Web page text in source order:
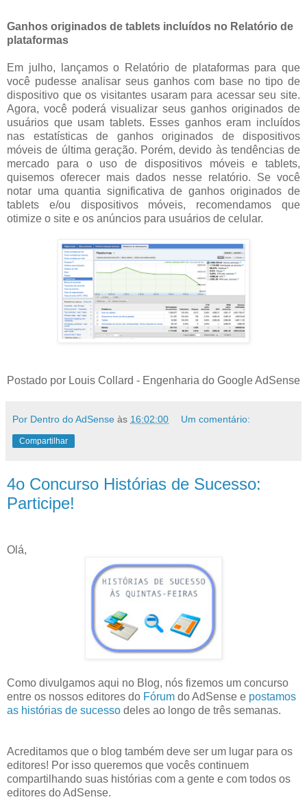
Ganhos originados de tablets incluídos no Relatório de
plataformas
Em julho, lançamos o Relatório de plataformas para que
você pudesse analisar seus ganhos com base no tipo de
dispositivo que os visitantes usaram para acessar seu site.
Agora, você poderá visualizar seus ganhos originados de
usuários que usam tablets. Esses ganhos eram incluídos
nas estatísticas de ganhos originados de dispositivos
móveis de última geração. Porém, devido às tendências de
mercado para o uso de dispositivos móveis e tablets,
quisemos oferecer mais dados nesse relatório. Se você
notar uma quantia significativa de ganhos originados de
tablets e/ou dispositivos móveis, recomendamos que
otimize o site e os anúncios para usuários de celular.
Postado por Louis Collard - Engenharia do Google AdSense
Por Dentro do AdSense às 16:02:00 Um comentário:
Compartilhar
4o Concurso Histórias de Sucesso:
Participe!
Olá,
Como divulgamos aqui no Blog, nós fizemos um concurso
entre os nossos editores do Fórum do AdSense e postamos
as histórias de sucesso deles ao longo de três semanas.
Acreditamos que o blog também deve ser um lugar para os
editores! Por isso queremos que vocês continuem
compartilhando suas histórias com a gente e com todos os
editores do AdSense.